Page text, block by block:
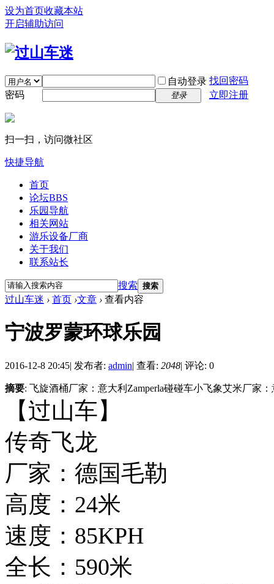
设为首页收藏本站
开启辅助访问
自动登录 找回密码
密码
登录 立即注册
扫一扫，访问微社区
快捷导航
首页
论坛BBS
乐园导航
相关网站
游乐设备厂商
关于我们
联系站长
搜索 搜索
过山车迷 › 首页 ›文章 › 查看内容
宁波罗蒙环球乐园
2016-12-8 20:45| 发布者: admin| 查看: 2048| 评论: 0
摘要: 飞旋酒桶厂家：意大利Zamperla碰碰车小飞象艾米厂家
【过山车】
传奇飞龙
厂家：德国毛勒
高度：24米
速度：85KPH
全长：590米